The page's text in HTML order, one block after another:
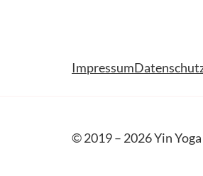
Impressum
© 2019 – 2026 Yin